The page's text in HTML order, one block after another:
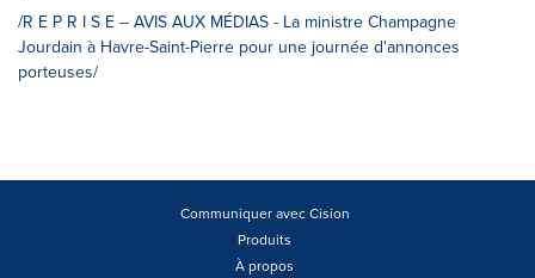
/R E P R I S E -- AVIS AUX MÉDIAS - La ministre Champagne
Jourdain à Havre-Saint-Pierre pour une journée d'annonces
porteuses/
Communiquer avec Cision
Produits
À propos